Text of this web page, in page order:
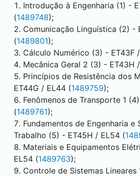
Introdução à Engenharia (1) -
(1489748);
Comunicação Linguística (2) -
(1489801);
Cálculo Numérico (3) - ET43F
Mecânica Geral 2 (3) - ET43H
Princípios de Resistência dos
ET44G / EL44 (1489759);
Fenômenos de Transporte 1
(1489761);
Fundamentos de Engenharia e
Trabalho (5) - ET45H / EL54 (
Materiais e Equipamentos
EL54 (1489763);
Controle de Sistemas